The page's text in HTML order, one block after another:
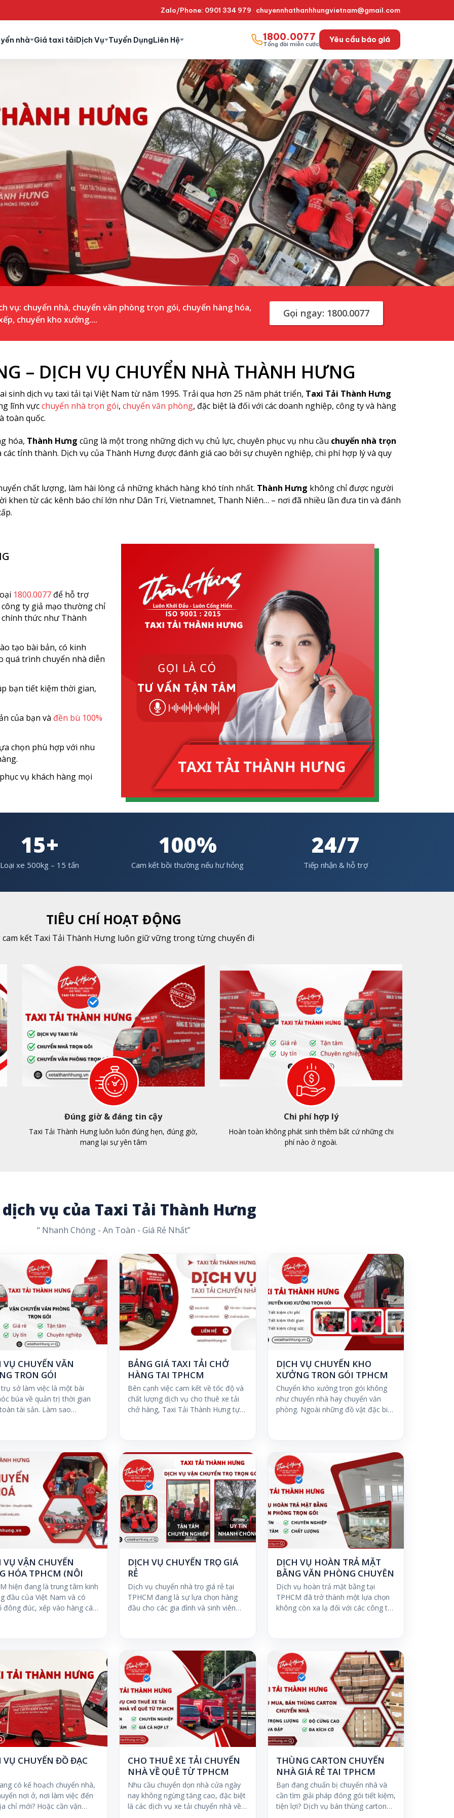
Zalo/Phone: 0901 334 979 · chuyennhathanhhungvietnam@gmail.com
nhà Giá taxi tảiDịch Vụ Tuyển DụngLiên Hệ 1800.0077
Tổng đài miễn cước Yêu cầu báo giá
vụ: chuyển nhà, chuyển văn phòng trọn gói, chuyển hàng hóa,
chuyển kho xưởng....
Gọi ngay: 1800.0077
– DỊCH VỤ CHUYỂN NHÀ THÀNH HƯNG
sinh dịch vụ taxi tải tại Việt Nam từ năm 1995. Trải qua hơn 25 năm phát triển, Taxi Tải Thành Hưng
lĩnh vựcchuyển nhà trọn gói, chuyển văn phòng, đặc biệt là đối với các doanh nghiệp, công ty và hàng
toàn quốc.
hóa, Thành Hưng cũng là một trong những dịch vụ chủ lực, chuyên phục vụ nhu cầu chuyển nhà trọn
tỉnh thành. Dịch vụ của Thành Hưng được đánh giá cao bởi sự chuyên nghiệp, chi phí hợp lý và quy
chất lượng, làm hài lòng cả những khách hàng khó tính nhất. Thành Hưng không chỉ được người
khen từ các kênh báo chí lớn như Dân Trí, Vietnamnet, Thanh Niên… – nơi đã nhiều lần đưa tin và đánh
1800.0077 để hỗ trợ
ty giả mạo thường chỉ
thức như Thành
tạo bài bản, có kinh
quá trình chuyển nhà diễn
bạn tiết kiệm thời gian,
của bạn và đền bù 100%
chọn phù hợp với nhu
vụ khách hàng mọi
15+
Loại xe 500kg – 15 tấn
100%
Cam kết bồi thường nếu hư hỏng
24/7
Tiếp nhận & hỗ trợ
TIÊU CHÍ HOẠT ĐỘNG
kết Taxi Tải Thành Hưng luôn giữ vững trong từng chuyến đi
Đúng giờ & đáng tin cậy
Taxi Tải Thành Hưng luôn luôn đúng hẹn, đúng giờ,
mang lại sự yên tâm
Chi phí hợp lý
Hoàn toàn không phát sinh thêm bất cứ những chi
phí nào ở ngoài.
dịch vụ của Taxi Tải Thành Hưng
“ Nhanh Chóng - An Toàn - Giá Rẻ Nhất”
VỤ CHUYỂN VĂN
TRỌN GÓI
sở làm việc là một bài
búa về quản trị thời gian
tài sản. Làm sao…
BẢNG GIÁ TAXI TẢI CHỞ
HÀNG TẠI TPHCM
Bên cạnh việc cam kết về tốc độ và
chất lượng dịch vụ cho thuê xe tải
chở hàng, Taxi Tải Thành Hưng tự…
DỊCH VỤ CHUYỂN KHO
XƯỞNG TRỌN GÓI TPHCM
Chuyển kho xưởng trọn gói không
như chuyển nhà hay chuyển văn
phòng. Ngoài những đồ vật đặc biệt
VỤ VẬN CHUYỂN
HÓA TPHCM (NỘI
+ LIÊN TỈNH)
hiện đang là trung tâm kinh
đầu của Việt Nam và có
đông đúc, xếp vào hàng các
DỊCH VỤ CHUYỂN TRỌ GIÁ
RẺ
Dịch vụ chuyển nhà trọ giá rẻ tại
TPHCM đang là sự lựa chọn hàng
đầu cho các gia đình và sinh viên
DỊCH VỤ HOÀN TRẢ MẶT
BẰNG VĂN PHÒNG CHUYÊN
NGHIỆP, GIÁ RẺ
Dịch vụ hoàn trả mặt bằng tại
TPHCM đã trở thành một lựa chọn
không còn xa lạ đối với các công ty
VỤ CHUYỂN ĐỒ ĐẠC
có kế hoạch chuyển nhà,
nơi ở, nơi làm việc đến
chỉ mới? Hoặc cần vận
CHO THUÊ XE TẢI CHUYỂN
NHÀ VỀ QUÊ TỪ TPHCM
Nhu cầu chuyển dọn nhà cửa ngày
nay không ngừng tăng cao, đặc biệt
là các dịch vụ xe tải chuyển nhà về
THÙNG CARTON CHUYỂN
NHÀ GIÁ RẺ TẠI TPHCM
Bạn đang chuẩn bị chuyển nhà và
cần tìm giải pháp đóng gói tiết kiệm,
tiện lợi? Dịch vụ bán thùng carton